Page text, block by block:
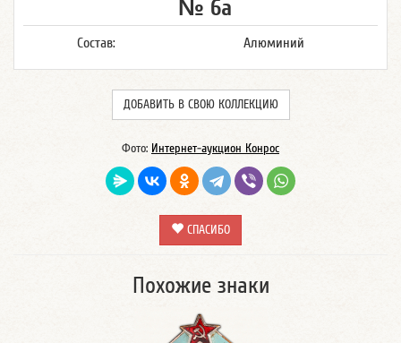
№ 6а
Состав: Алюминий
ДОБАВИТЬ В СВОЮ КОЛЛЕКЦИЮ
Фото: Интернет-аукцион Конрос
СПАСИБО
Похожие знаки